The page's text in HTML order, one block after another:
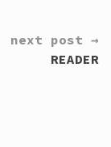
next post →
READER